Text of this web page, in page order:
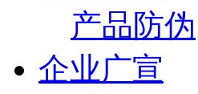
产品防伪
企业广宣